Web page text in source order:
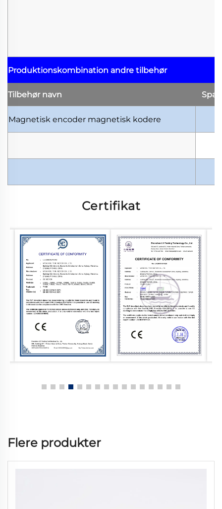
Produktionskombination andre tilbehør
Tilbehør navn
Magnetisk encoder magnetisk kodere
Certifikat
Flere produkter